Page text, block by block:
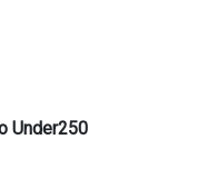
Under250